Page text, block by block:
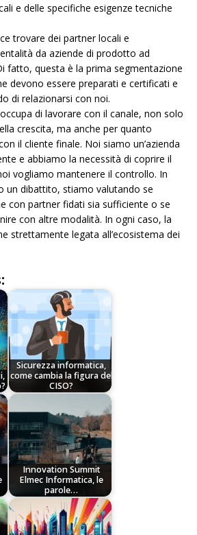
e delle specifiche esigenze tecniche
trovare dei partner locali e
da aziende di prodotto ad
fatto, questa è la prima segmentazione
devono essere preparati e certificati e
di relazionarsi con noi.
di lavorare con il canale, non solo
crescita, ma anche per quanto
il cliente finale. Noi siamo un’azienda
e abbiamo la necessità di coprire il
vogliamo mantenere il controllo. In
un dibattito, stiamo valutando se
con partner fidati sia sufficiente o se
con altre modalità. In ogni caso, la
strettamente legata all’ecosistema dei
Sicurezza informatica,
come cambia la figura del
CISO?
Innovation Summit
Elmec Informatica, le
parole…